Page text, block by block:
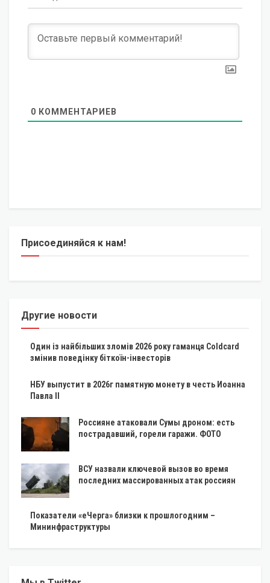
0 КОММЕНТАРИЕВ
Присоединяйся к нам!
Другие новости
Один із найбільших зломів 2026 року гаманця Coldcard
змінив поведінку біткоїн-інвесторів
НБУ выпустит в 2026г памятную монету в честь Иоанна
Павла II
Россияне атаковали Сумы дроном: есть
пострадавший, горели гаражи. ФОТО
ВСУ назвали ключевой вызов во время
последних массированных атак россиян
Показатели «еЧерга» близки к прошлогодним –
Мининфраструктуры